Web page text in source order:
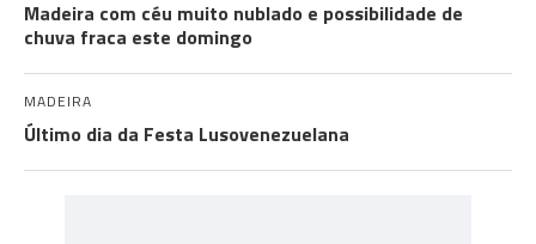
Madeira com céu muito nublado e possibilidade de
chuva fraca este domingo
MADEIRA
Último dia da Festa Lusovenezuelana